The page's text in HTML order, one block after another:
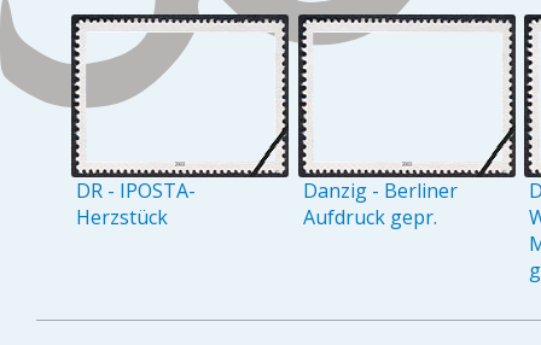
DR - IPOSTA-
Herzstück
Danzig - Berliner
Aufdruck gepr.